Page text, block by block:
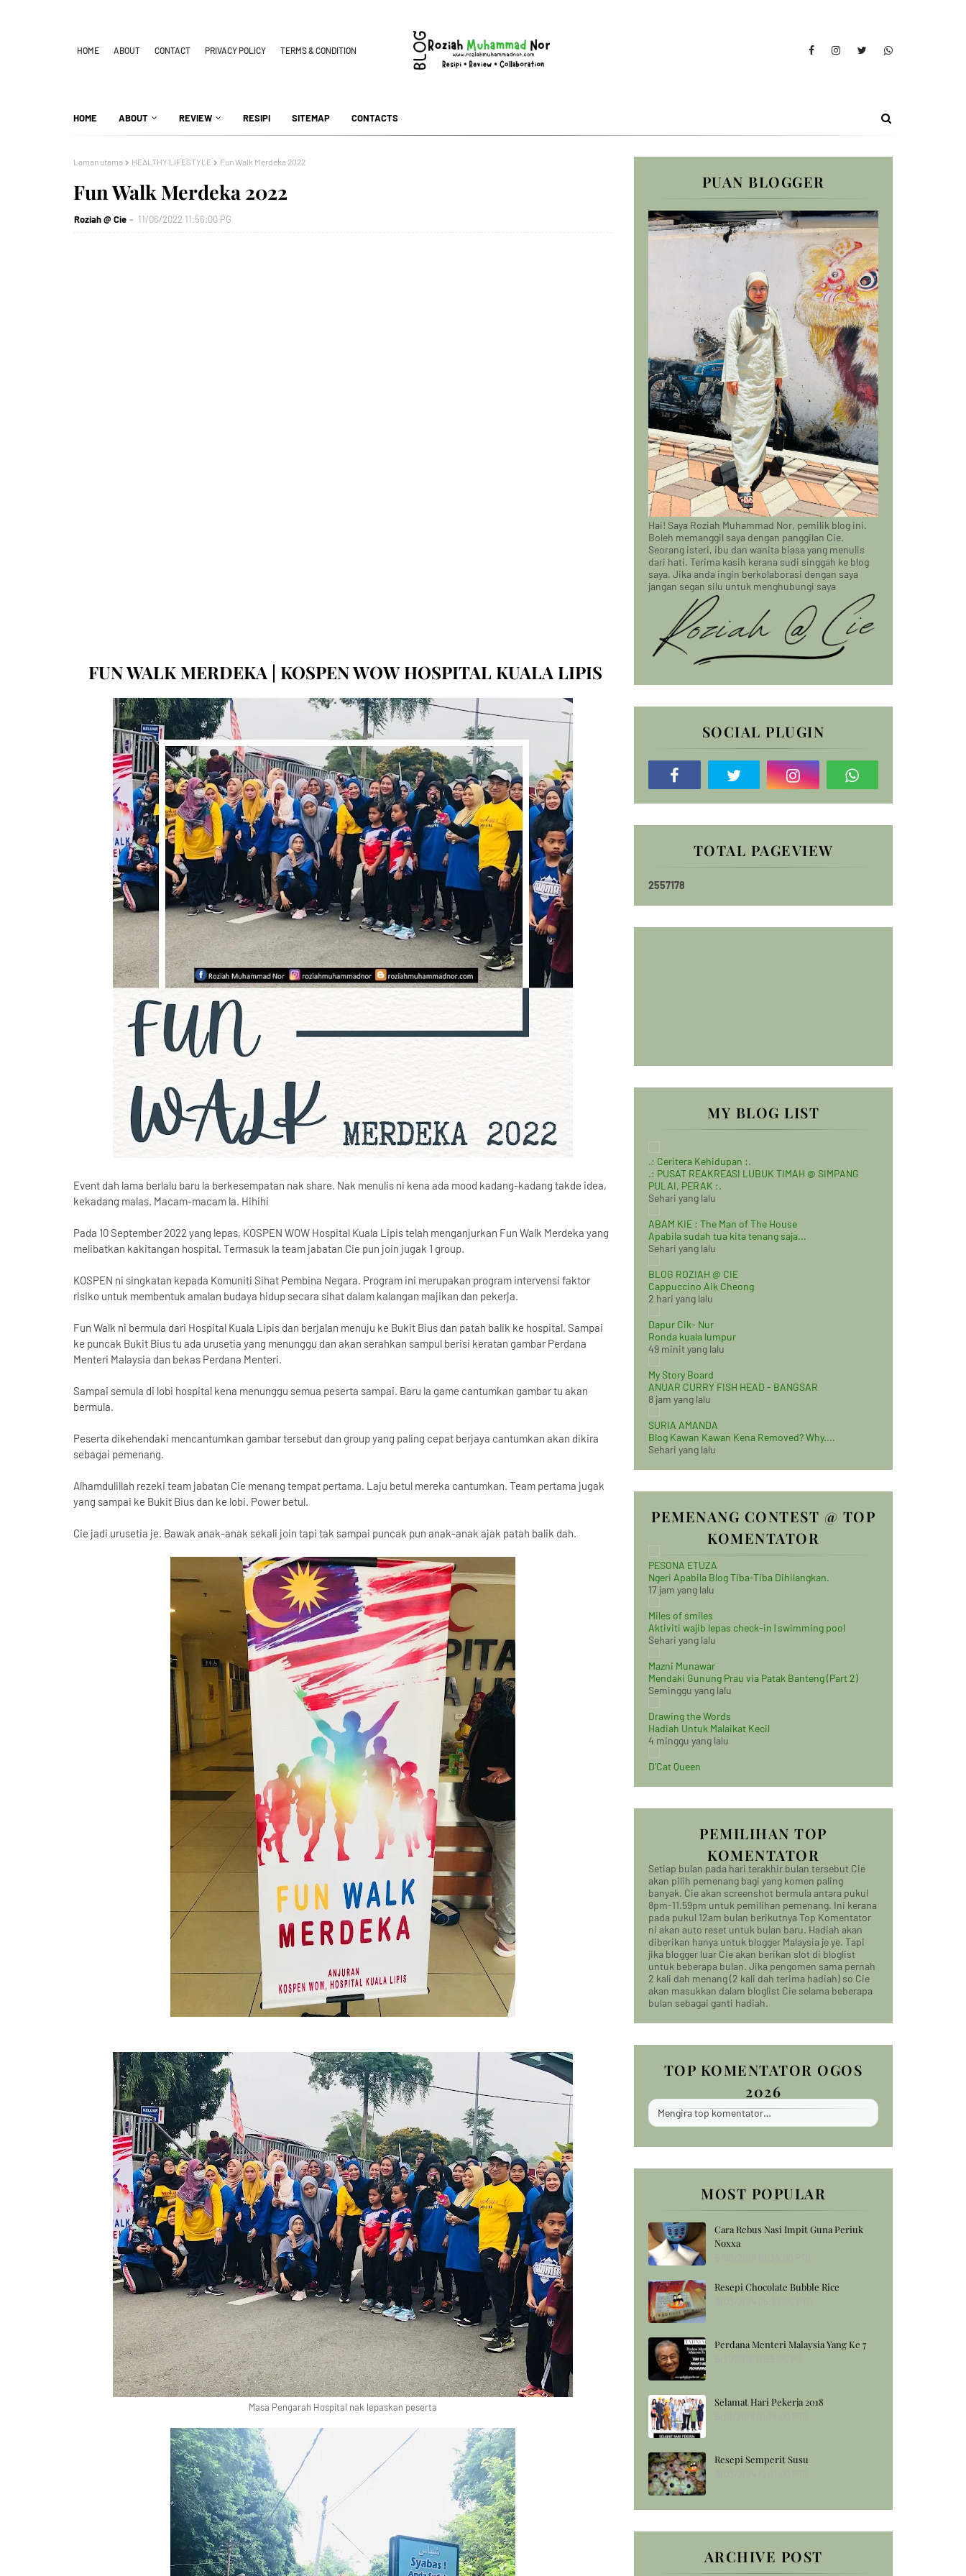
HOME ABOUT CONTACT PRIVACY POLICY TERMS & CONDITION
HOME ABOUT REVIEW RESIPI SITEMAP CONTACTS
Laman utama HEALTHY LIFESTYLE Fun Walk Merdeka 2022
Fun Walk Merdeka 2022
Roziah @ Cie 11/06/2022 11:56:00 PG
FUN WALK MERDEKA | KOSPEN WOW HOSPITAL KUALA LIPIS
Event dah lama berlalu baru la berkesempatan nak share. Nak menulis ni kena ada mood kadang-kadang takde idea,
kekadang malas. Macam-macam la. Hihihi
Pada 10 September 2022 yang lepas, KOSPEN WOW Hospital Kuala Lipis telah menganjurkan Fun Walk Merdeka yang
melibatkan kakitangan hospital. Termasuk la team jabatan Cie pun join jugak 1 group.
KOSPEN ni singkatan kepada Komuniti Sihat Pembina Negara. Program ini merupakan program intervensi faktor
risiko untuk membentuk amalan budaya hidup secara sihat dalam kalangan majikan dan pekerja.
Fun Walk ni bermula dari Hospital Kuala Lipis dan berjalan menuju ke Bukit Bius dan patah balik ke hospital. Sampai
ke puncak Bukit Bius tu ada urusetia yang menunggu dan akan serahkan sampul berisi keratan gambar Perdana
Menteri Malaysia dan bekas Perdana Menteri.
Sampai semula di lobi hospital kena menunggu semua peserta sampai. Baru la game cantumkan gambar tu akan
bermula.
Peserta dikehendaki mencantumkan gambar tersebut dan group yang paling cepat berjaya cantumkan akan dikira
sebagai pemenang.
Alhamdulillah rezeki team jabatan Cie menang tempat pertama. Laju betul mereka cantumkan. Team pertama jugak
yang sampai ke Bukit Bius dan ke lobi. Power betul.
Cie jadi urusetia je. Bawak anak-anak sekali join tapi tak sampai puncak pun anak-anak ajak patah balik dah.
Masa Pengarah Hospital nak lepaskan peserta
PUAN BLOGGER
Hai! Saya Roziah Muhammad Nor, pemilik blog ini.
Boleh memanggil saya dengan panggilan Cie.
Seorang isteri, ibu dan wanita biasa yang menulis
dari hati. Terima kasih kerana sudi singgah ke blog
saya. Jika anda ingin berkolaborasi dengan saya
jangan segan silu untuk menghubungi saya
SOCIAL PLUGIN
TOTAL PAGEVIEW
2557178
MY BLOG LIST
.: Ceritera Kehidupan :.
.: PUSAT REAKREASI LUBUK TIMAH @ SIMPANG
PULAI, PERAK :.
Sehari yang lalu
ABAM KIE : The Man of The House
Apabila sudah tua kita tenang saja...
Sehari yang lalu
BLOG ROZIAH @ CIE
Cappuccino Aik Cheong
2 hari yang lalu
Dapur Cik- Nur
Ronda kuala lumpur
49 minit yang lalu
My Story Board
ANUAR CURRY FISH HEAD - BANGSAR
8 jam yang lalu
SURIA AMANDA
Blog Kawan Kawan Kena Removed? Why....
Sehari yang lalu
PEMENANG CONTEST @ TOP
KOMENTATOR
PESONA ETUZA
Ngeri Apabila Blog Tiba-Tiba Dihilangkan.
17 jam yang lalu
Miles of smiles
Aktiviti wajib lepas check-in | swimming pool
Sehari yang lalu
Mazni Munawar
Mendaki Gunung Prau via Patak Banteng (Part 2)
Seminggu yang lalu
Drawing the Words
Hadiah Untuk Malaikat Kecil
4 minggu yang lalu
D'Cat Queen
PEMILIHAN TOP
KOMENTATOR
Setiap bulan pada hari terakhir bulan tersebut Cie
akan pilih pemenang bagi yang komen paling
banyak. Cie akan screenshot bermula antara pukul
8pm-11.59pm untuk pemilihan pemenang. Ini kerana
pada pukul 12am bulan berikutnya Top Komentator
ni akan auto reset untuk bulan baru. Hadiah akan
diberikan hanya untuk blogger Malaysia je ye. Tapi
jika blogger luar Cie akan berikan slot di bloglist
untuk beberapa bulan. Jika pengomen sama pernah
2 kali dah menang (2 kali dah terima hadiah) so Cie
akan masukkan dalam bloglist Cie selama beberapa
bulan sebagai ganti hadiah.
TOP KOMENTATOR OGOS
2026
Mengira top komentator…
MOST POPULAR
Cara Rebus Nasi Impit Guna Periuk
Noxxa
Resepi Chocolate Bubble Rice
Perdana Menteri Malaysia Yang Ke 7
Selamat Hari Pekerja 2018
Resepi Semperit Susu
ARCHIVE POST